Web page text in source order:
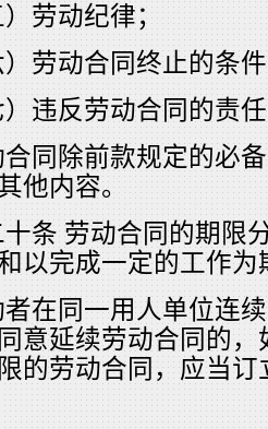
）劳动纪律；
）劳动合同终止的条
）违反劳动合同的责
合同除前款规定的必
他内容。
十条 劳动合同的期限
以完成一定的工作为
者在同一用人单位连
意延续劳动合同的
的劳动合同，应当